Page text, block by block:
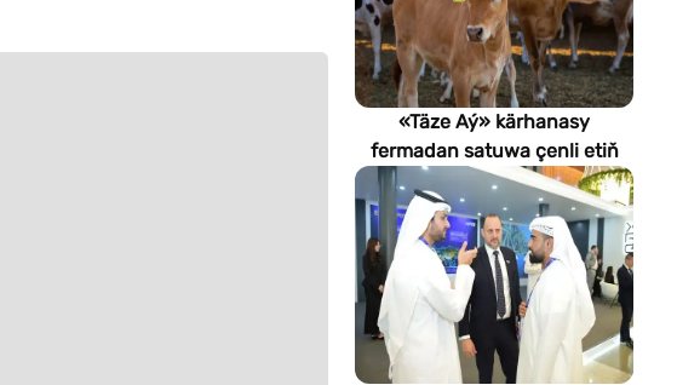
«Täze Aý» kärhanasy
fermadan satuwa çenli etiň
hilini nädip gözegçilikde
saklaýar?